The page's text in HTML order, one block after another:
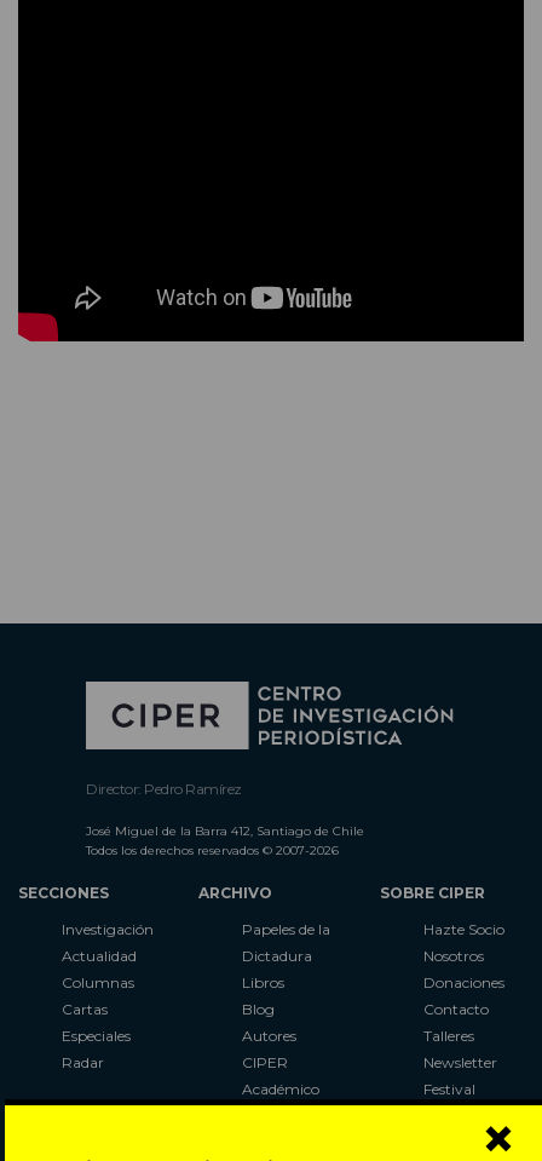
×
Director: Pedro Ramírez
José Miguel de la Barra 412, Santiago de Chile
Todos los derechos reservados © 2007-2026
SECCIONES
Investigación
Actualidad
Columnas
Cartas
Especiales
Radar
ARCHIVO
Papeles de la
Dictadura
Libros
Blog
Autores
CIPER
Académico
SOBRE CIPER
Hazte Socio
Nosotros
Donaciones
Contacto
Talleres
Newsletter
Festival